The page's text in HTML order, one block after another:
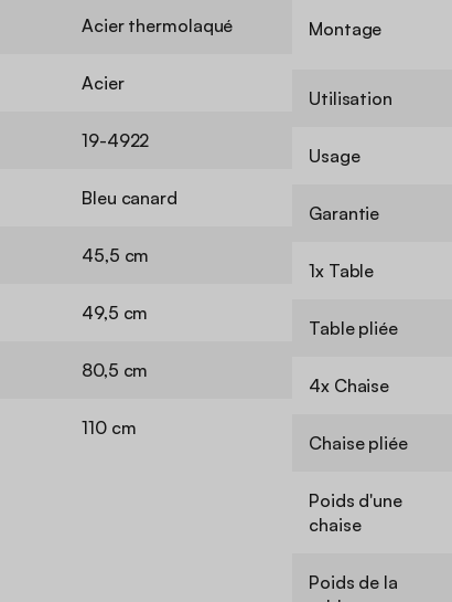
Acier thermolaqué
Acier
19-4922
Bleu canard
45,5 cm
49,5 cm
80,5 cm
110 cm
Montage
Utilisation
Usage
Garantie
1x Table
Table pliée
4x Chaise
Chaise pliée
Poids d'une
chaise
Poids de la